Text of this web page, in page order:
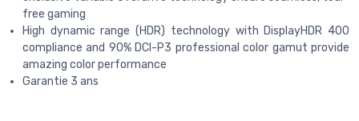
free gaming
High dynamic range (HDR) technology with DisplayHDR 400
compliance and 90% DCI-P3 professional color gamut provide
amazing color performance
Garantie 3 ans